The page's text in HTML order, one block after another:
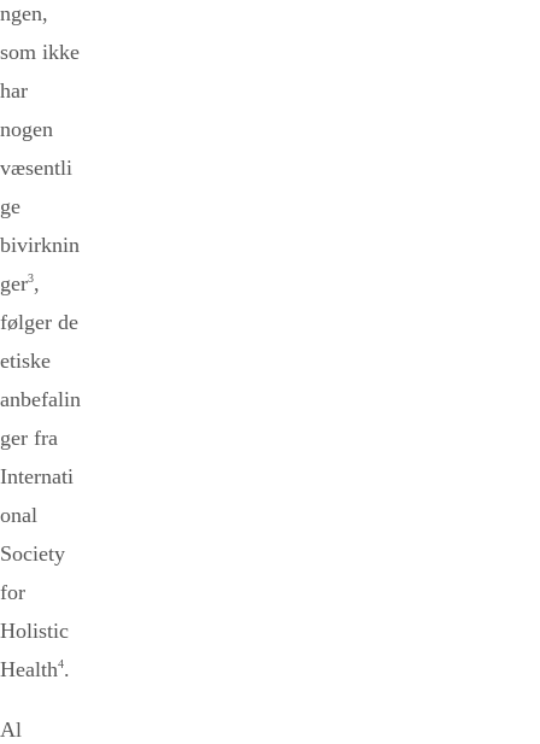
ngen,
som ikke
har
nogen
væsentli
ge
bivirknin
ger3,
følger de
etiske
anbefalin
ger fra
Internati
onal
Society
for
Holistic
Health4.
Al